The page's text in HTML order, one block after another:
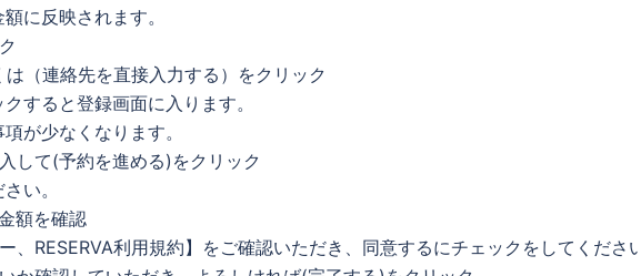
に反映されます。
（連絡先を直接入力する）をクリック
すると登録画面に入ります。
が少なくなります。
して(予約を進める)をクリック
い。
額を確認
、RESERVA利用規約】をご確認いただき、同意するにチェックをしてくださ